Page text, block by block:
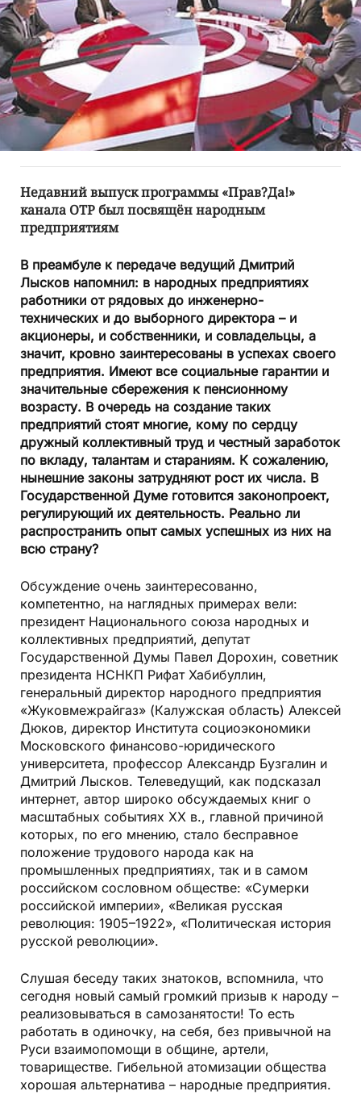
Недавний выпуск программы «Прав?Да!»
канала ОТР был посвящён народным
предприятиям
В преамбуле к передаче ведущий Дмитрий
Лысков напомнил: в народных предприятиях
работники от рядовых до инженерно-
технических и до выборного директора – и
акционеры, и собственники, и совладельцы, а
значит, кровно заинтересованы в успехах своего
предприятия. Имеют все социальные гарантии и
значительные сбережения к пенсионному
возрасту. В очередь на создание таких
предприятий стоят многие, кому по сердцу
дружный коллективный труд и честный заработок
по вкладу, талантам и стараниям. К сожалению,
нынешние законы затрудняют рост их числа. В
Государственной Думе готовится законопроект,
регулирующий их деятельность. Реально ли
распространить опыт самых успешных из них на
всю страну?
Обсуждение очень заинтересованно,
компетентно, на наглядных примерах вели:
президент Национального союза народных и
коллективных предприятий, депутат
Государственной Думы Павел Дорохин, советник
президента НСНКП Рифат Хабибуллин,
генеральный директор народного предприятия
«Жуковмежрайгаз» (Калужская область) Алексей
Дюков, директор Института социоэкономики
Московского финансово-юридического
университета, профессор Александр Бузгалин и
Дмитрий Лысков. Телеведущий, как подсказал
интернет, автор широко обсуждаемых книг о
масштабных событиях ХХ в., главной причиной
которых, по его мнению, стало бесправное
положение трудового народа как на
промышленных предприятиях, так и в самом
российском сословном обществе: «Сумерки
российской империи», «Великая русская
революция: 1905–1922», «Политическая история
русской революции».
Слушая беседу таких знатоков, вспомнила, что
сегодня новый самый громкий призыв к народу –
реализовываться в самозанятости! То есть
работать в одиночку, на себя, без привычной на
Руси взаимопомощи в общине, артели,
товариществе. Гибельной атомизации общества
хорошая альтернатива – народные предприятия.